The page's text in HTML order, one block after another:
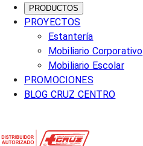
PRODUCTOS
PROYECTOS
Estantería
Mobiliario Corporativo
Mobiliario Escolar
PROMOCIONES
BLOG CRUZ CENTRO